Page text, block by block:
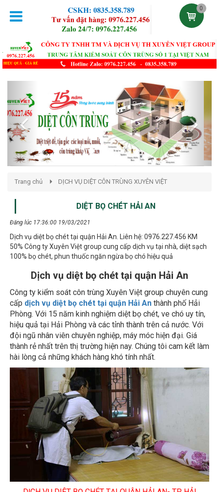
0
DỊCH VỤ DIỆT CÔN TRÙNG XUYÊN VIỆT
DIỆT BỌ CHÉT HẢI AN
50% Công ty Xuyên Việt group cung cấp dịch vụ tại nhà, diệt sạch
100% bọ chét, phun thuốc ngăn ngừa bọ chó hiệu quả
Dịch vụ diệt bọ chét tại quận Hải An
Công ty kiểm soát côn trùng Xuyên Việt group chuyên cung
cấpdịch vụ diệt bọ chét tại quận Hải An thành phố Hải
Phòng. Với 15 năm kinh nghiệm diệt bọ chét, ve chó uy tín,
hiệu quả tại Hải Phòng và các tỉnh thành trên cả nước. Với
đội ngũ nhân viên chuyên nghiệp, máy móc hiện đại. Giá
thành rẻ nhất trên thị trường hiện nay. Chúng tôi cam kết làm
hài lòng cả những khách hàng khó tính nhất.
DỊCH VỤ DIỆT BỌ CHÉT TẠI QUẬN HẢI AN- TP HẢI